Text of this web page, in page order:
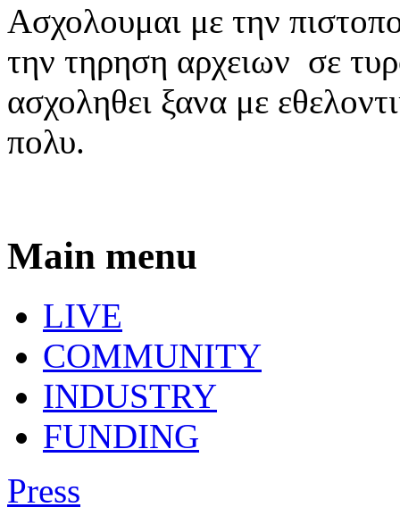
Ασχολουμαι με την
την τηρηση αρχειων σε
ασχοληθει ξανα με
πολυ.
Main menu
LIVE
COMMUNITY
INDUSTRY
FUNDING
Press